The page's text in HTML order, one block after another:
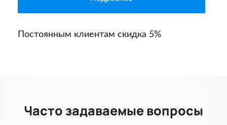
Постоянным клиентам скидка 5%
Часто задаваемые вопросы